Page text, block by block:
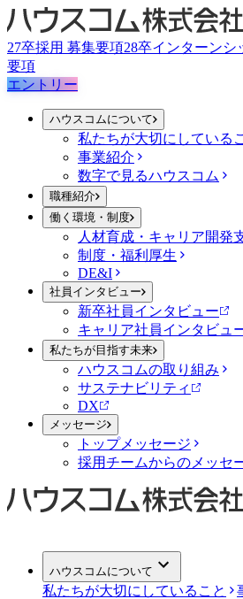
27卒採用 募集要項28卒インターンシ
要項
エントリー
ハウスコムについて
私たちが大切にしている
事業紹介
数字で見るハウスコム
職種紹介
働く環境・制度
人材育成・キャリア開発
制度・福利厚生
DE&I
社員インタビュー
新卒社員インタビュー
キャリア社員インタビュ
私たちが目指す未来
ハウスコムの取り組み
サステナビリティ
DX
メッセージ
トップメッセージ
採用チームからのメッセ
ハウスコムについて
私たちが大切にしていること